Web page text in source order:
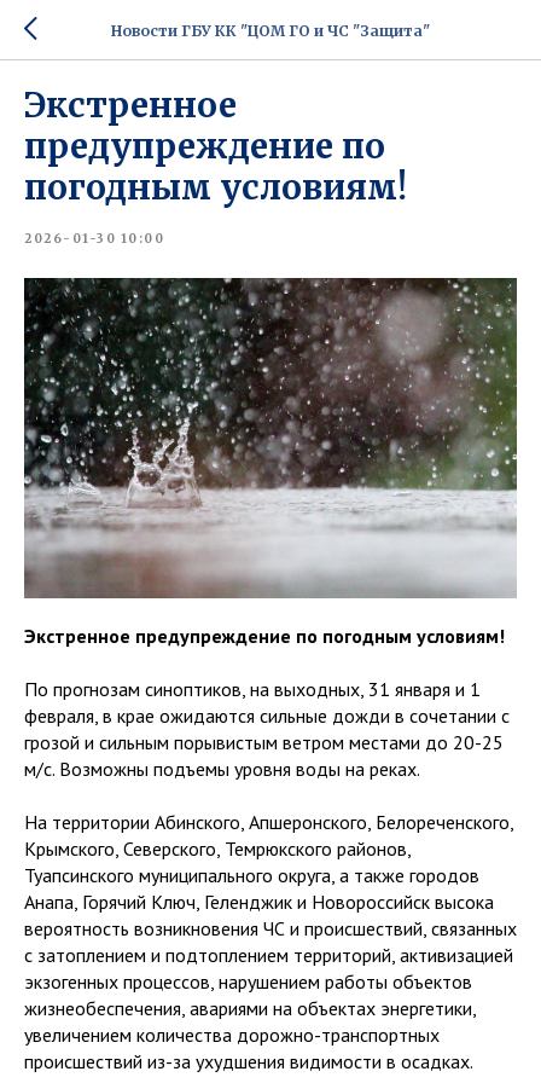
Новости ГБУ КК "ЦОМ ГО и ЧС "Защита"
Экстренное
предупреждение по
погодным условиям!
2026-01-30 10:00
Экстренное предупреждение по погодным условиям!
По прогнозам синоптиков, на выходных, 31 января и 1
февраля, в крае ожидаются сильные дожди в сочетании с
грозой и сильным порывистым ветром местами до 20-25
м/с. Возможны подъемы уровня воды на реках.
На территории Абинского, Апшеронского, Белореченского,
Крымского, Северского, Темрюкского районов,
Туапсинского муниципального округа, а также городов
Анапа, Горячий Ключ, Геленджик и Новороссийск высока
вероятность возникновения ЧС и происшествий, связанных
с затоплением и подтоплением территорий, активизацией
экзогенных процессов, нарушением работы объектов
жизнеобеспечения, авариями на объектах энергетики,
увеличением количества дорожно-транспортных
происшествий из-за ухудшения видимости в осадках.